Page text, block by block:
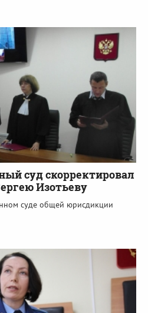
суд скорректировал
Изотьеву
суде общей юрисдикции